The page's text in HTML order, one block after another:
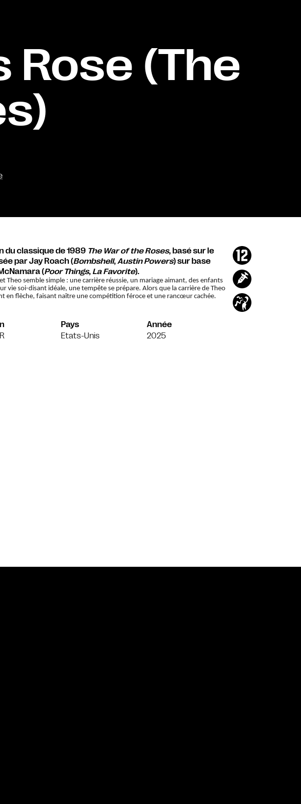
Rose (The
classique de 1989 The War of the Roses, basé sur le
par Jay Roach (Bombshell,Austin Powers) sur base
(Poor Things, La Favorite).
Theo semble simple : une carrière réussie, un mariage aimant, desenfants
vie soi-disant idéale, une tempête se prépare. Alors que la carrière de Theo
en flèche, faisant naître une compétition féroce et une rancœur cachée.
Pays
Etats-Unis
Année
2025